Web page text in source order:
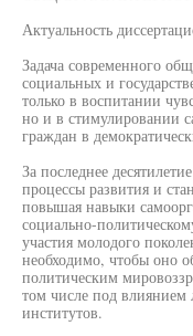
Актуальность
Задача современного
социальных и
только в воспитании
но и в стимулировании
граждан в
За последнее
процессы развития и
повышая навыки
социально-
участия молодого
необходимо, чтобы оно
политическим
том числе под
институтов.